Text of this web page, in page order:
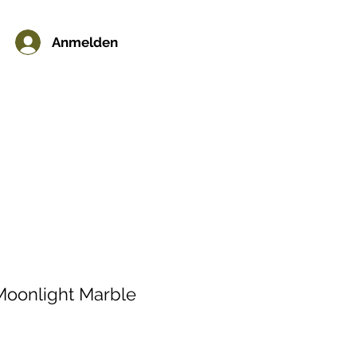
Anmelden
Marble